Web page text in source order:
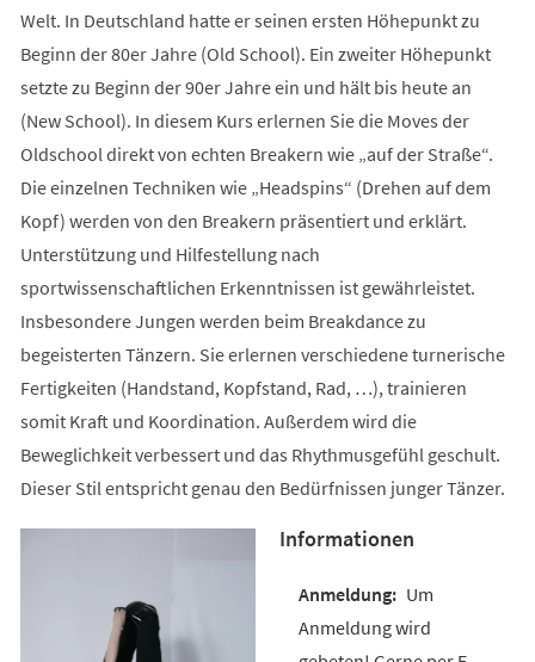
Welt. In Deutschland hatte er seinen ersten Höhepunkt zu
Beginn der 80er Jahre (Old School). Ein zweiter Höhepunkt
setzte zu Beginn der 90er Jahre ein und hält bis heute an
(New School). In diesem Kurs erlernen Sie die Moves der
Oldschool direkt von echten Breakern wie „auf der Straße“.
Die einzelnen Techniken wie „Headspins“ (Drehen auf dem
Kopf) werden von den Breakern präsentiert und erklärt.
Unterstützung und Hilfestellung nach
sportwissenschaftlichen Erkenntnissen ist gewährleistet.
Insbesondere Jungen werden beim Breakdance zu
begeisterten Tänzern. Sie erlernen verschiedene turnerische
Fertigkeiten (Handstand, Kopfstand, Rad, …), trainieren
somit Kraft und Koordination. Außerdem wird die
Beweglichkeit verbessert und das Rhythmusgefühl geschult.
Dieser Stil entspricht genau den Bedürfnissen junger Tänzer.
Informationen
Um
Anmeldung wird